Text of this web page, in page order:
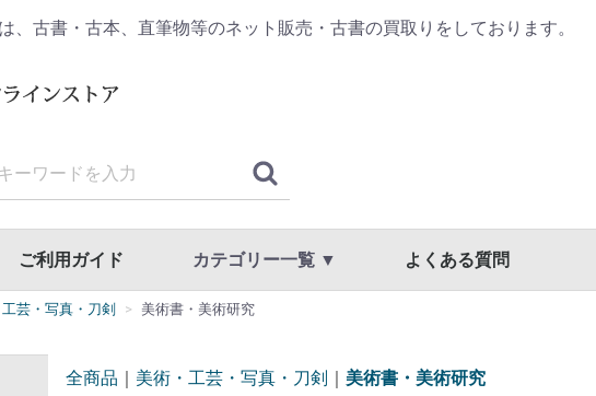
、古書・古本、直筆物等のネット販売・古書の買取りをしております。
ご利用ガイド カテゴリー一覧 ▼
古典籍・浮世絵
哲学・思想・心理学
歴史・日本史・西洋史
仏教・宗教
書道・書道具
漢方・鍼灸・東洋医学
専門書・学術書
漫画・原画・セル画
商品一覧
よくある質問
芸・写真・刀剣 美術書・美術研究
全商品 美術・工芸・写真・刀剣 美術書・美術研究